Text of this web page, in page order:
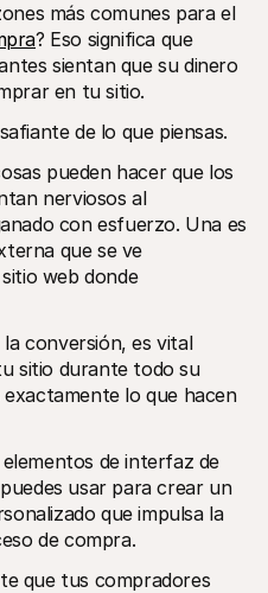
y actualizaciones
para usar
desarrolladores
bancario
al cliente
a tu empresa
los pagos son una de las razones más comunes para el
? Eso significa que
sientan que su dinero
en tu sitio.
de lo que piensas.
pueden hacer que los
nerviosos al
con esfuerzo. Una es
que se ve
web donde
conversión, es vital
sitio durante todo su
lo que hacen
de interfaz de
usar para crear un
que impulsa la
de compra.
que tus compradores